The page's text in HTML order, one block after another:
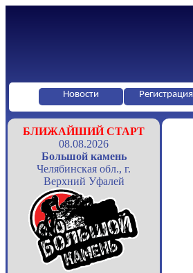
Новости Регистрация
БЛИЖАЙШИЙ СТАРТ
08.08.2026
Большой камень
Челябинская обл., г.
Верхний Уфалей